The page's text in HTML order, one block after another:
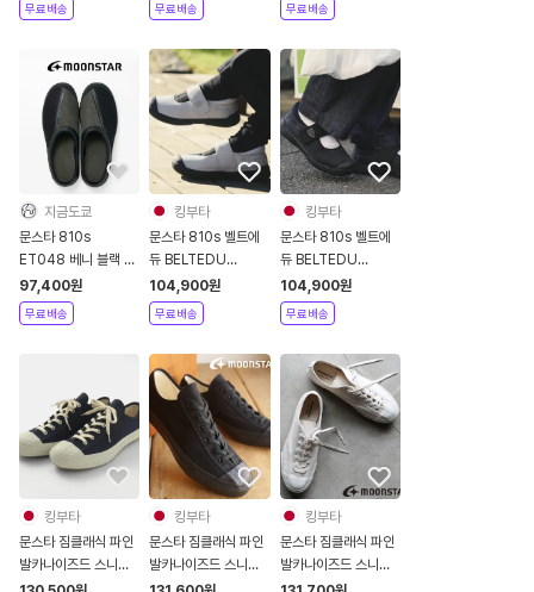
무료배송 무료배송 무료배송
지금도쿄
문스타 810s
ET048 베니 블랙 슬
립온
97,400원
무료배송
킹부타
문스타 810s 벨트에
듀 BELTEDU
ET038 아이스
104,900원
무료배송
킹부타
문스타 810s 벨트에
듀 BELTEDU
ET038 블랙
104,900원
무료배송
킹부타
문스타 짐클래식 파인
발카나이즈드 스니커
즈 다크네이비
킹부타
문스타 짐클래식 파인
발카나이즈드 스니커
즈 블랙
킹부타
문스타 짐클래식 파인
발카나이즈드 스니커
즈 화이트